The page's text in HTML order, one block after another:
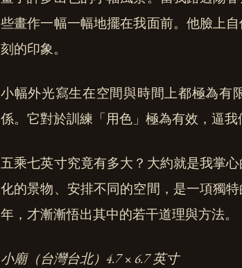
些畫作一幅一幅地擺在我面前。他臉上
刻的印象。
小幅外光寫生在空間與時間上都極為有
係。它對於訓練「用色」極為有效，逼我
五乘七英寸究竟有多大？大約就是我掌
化的景物、安排不同的空間，是一項獨
年，才漸漸悟出其中的若干道理與方法。
小廟（台灣台北）4.7 × 6.7 英寸